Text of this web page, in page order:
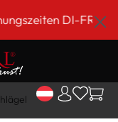
DI-FR 9 bis